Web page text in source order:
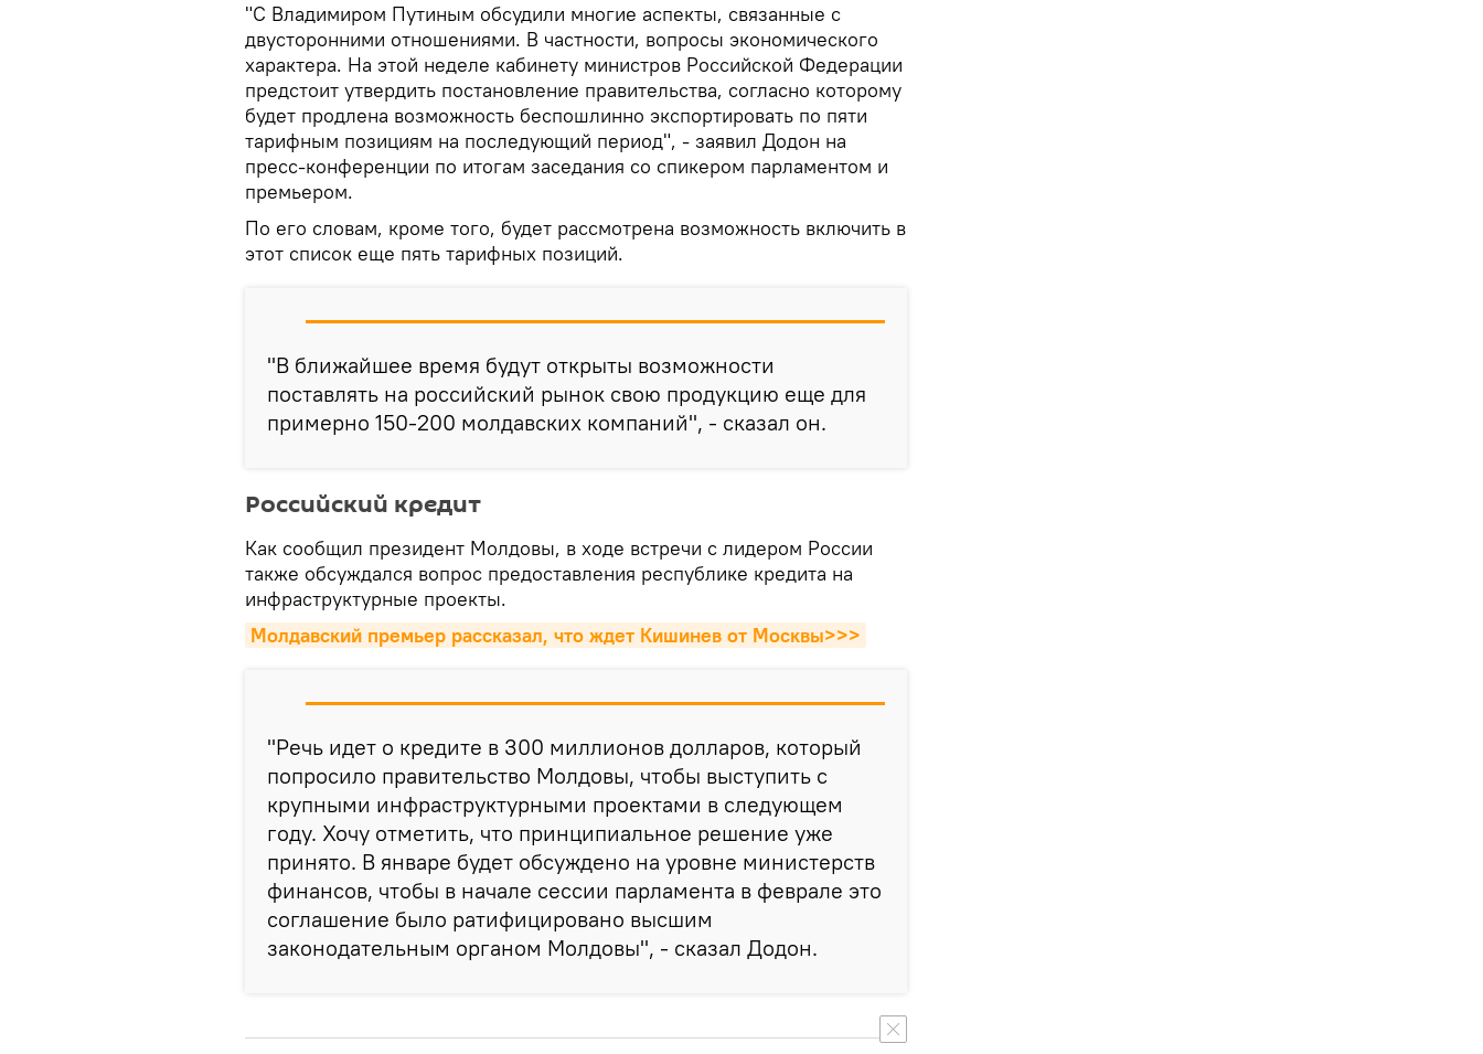
"С Владимиром Путиным обсудили многие аспекты, связанные с
двусторонними отношениями. В частности, вопросы экономического
характера. На этой неделе кабинету министров Российской Федерации
предстоит утвердить постановление правительства, согласно которому
будет продлена возможность беспошлинно экспортировать по пяти
тарифным позициям на последующий период", - заявил Додон на
пресс-конференции по итогам заседания со спикером парламентом и
премьером.
По его словам, кроме того, будет рассмотрена возможность включить в
этот список еще пять тарифных позиций.
"В ближайшее время будут открыты возможности
поставлять на российский рынок свою продукцию еще для
примерно 150-200 молдавских компаний", - сказал он.
Российский кредит
Как сообщил президент Молдовы, в ходе встречи с лидером России
также обсуждался вопрос предоставления республике кредита на
инфраструктурные проекты.
Молдавский премьер рассказал, что ждет Кишинев от Москвы>>>
"Речь идет о кредите в 300 миллионов долларов, который
попросило правительство Молдовы, чтобы выступить с
крупными инфраструктурными проектами в следующем
году. Хочу отметить, что принципиальное решение уже
принято. В январе будет обсуждено на уровне министерств
финансов, чтобы в начале сессии парламента в феврале это
соглашение было ратифицировано высшим
законодательным органом Молдовы", - сказал Додон.